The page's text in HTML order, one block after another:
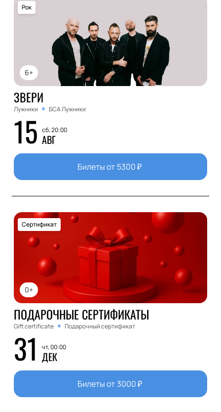
6+
Рок
ЗВЕРИ
Лужники БСА Лужники
15 сб, 20:00
АВГ
Билеты от 5300₽
0+
Сертификат
ПОДАРОЧНЫЕ СЕРТИФИКАТЫ
Gift certificate Подарочный сертификат
31 чт, 00:00
ДЕК
Билеты от 3000₽